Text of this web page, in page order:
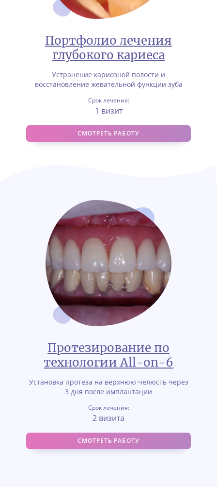
Портфолио лечения
глубокого кариеса
Устранение кариозной полости и
восстановление жевательной функции зуба
Срок лечения:
1 визит
СМОТРЕТЬ РАБОТУ
Протезирование по
технологии All-on-6
Установка протеза на верхнюю челюсть через
3 дня после имплантации
Срок лечения:
2 визита
СМОТРЕТЬ РАБОТУ